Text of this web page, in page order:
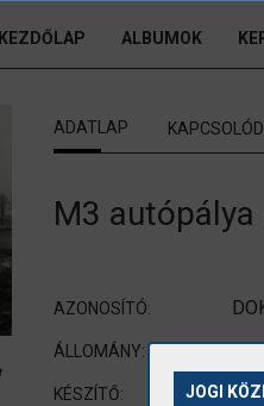
KEZDŐLAP ALBUMOK
ADATLAP
M3
AZONOSÍTÓ:
ÁLLOMÁNY:
KÉSZÍTŐ: JOGI